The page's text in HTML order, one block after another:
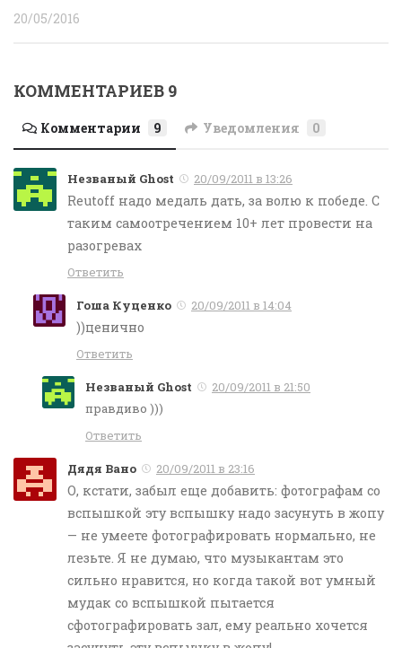
20/05/2016
КОММЕНТАРИЕВ 9
Комментарии 9 Уведомления 0
Незваный Ghost 20/09/2011 в 13:26
Reutoff надо медаль дать, за волю к победе. С
таким самоотречением 10+ лет провести на
разогревах
Ответить
Гоша Куценко 20/09/2011 в 14:04
))ценично
Ответить
Незваный Ghost
20/09/2011 в 21:50
правдиво )))
Ответить
Дядя Вано 20/09/2011 в 23:16
О, кстати, забыл еще добавить: фотографам со
вспышкой эту вспышку надо засунуть в жопу
— не умеете фотографировать нормально, не
лезьте. Я не думаю, что музыкантам это
сильно нравится, но когда такой вот умный
мудак со вспышкой пытается
сфотографировать зал, ему реально хочется